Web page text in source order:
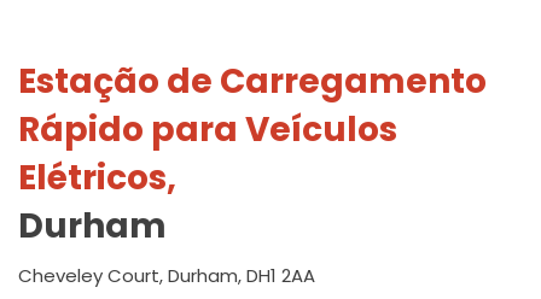
Estação de Carregamento
Rápido para Veículos
Elétricos,
Durham
Cheveley Court, Durham, DH1 2AA